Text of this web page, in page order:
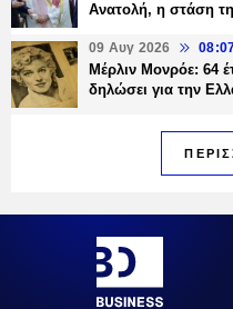
Ανατολή, η στάση
09 Αυγ 2026
Μέρλιν Μονρόε: 64
δηλώσει για την